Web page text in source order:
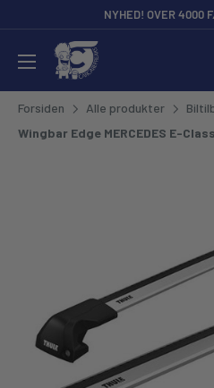
NYHED! OVER 4000
CarCare Freaks - Bilpleje
Forsiden Alle produkter
Wingbar Edge MERCEDES E-